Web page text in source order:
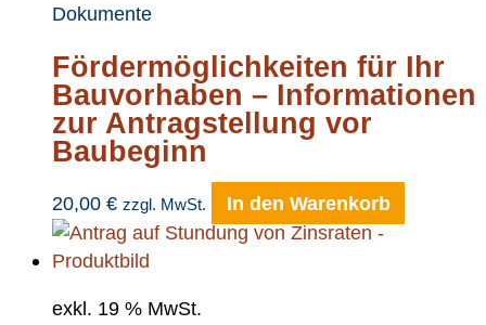
Dokumente
Fördermöglichkeiten für Ihr
Bauvorhaben – Informationen
zur Antragstellung vor
Baubeginn
20,00 € zzgl. MwSt. In den Warenkorb
exkl. 19 % MwSt.